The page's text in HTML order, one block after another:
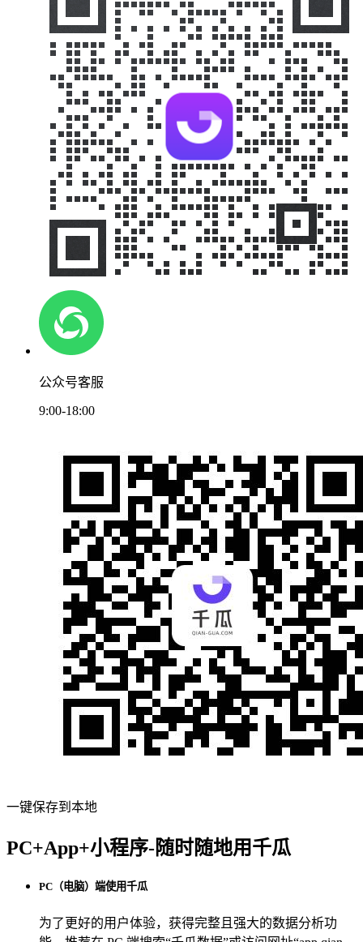
公众号客服
9:00-18:00
一键保存到本地
PC+App+小程序-随时随地用千瓜
PC（电脑）端使用千瓜
为了更好的用户体验，获得完整且强大的数据分析功